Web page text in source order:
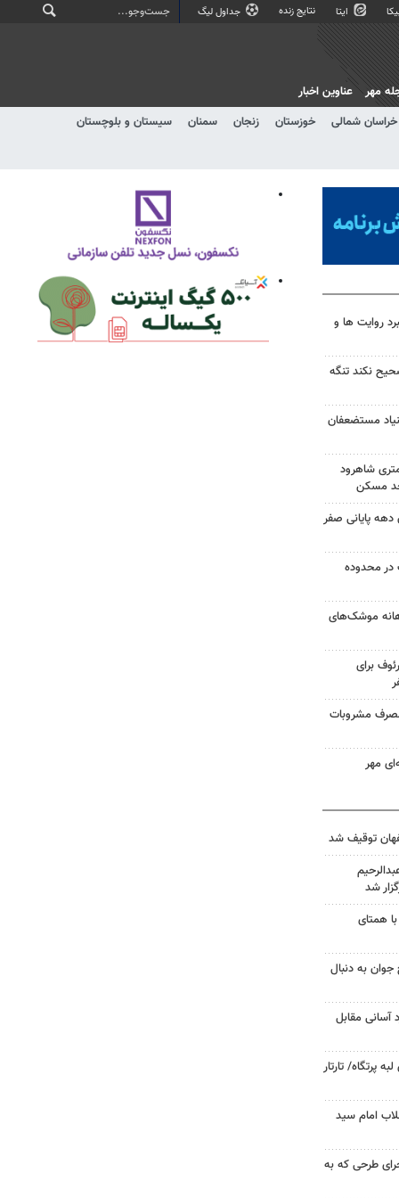
ایتا نتایج زنده جداول لیگ
خراسان شمالی خوزستان زنجان سمنان
سیستان و بلوچستان
مهر عناوین اخبار
روایت ها و
نکند تنگه
مستضعفان
در ۱۵کیلومتری شاهرود
دهه پایانی صفر
محدوده
موشک‌های
برای
اثر مصرف مشروبات
مهر
شد
همتای
به دنبال
آسانی مقابل
پرتگاه/ تارتار
امام سید
طرحی که به